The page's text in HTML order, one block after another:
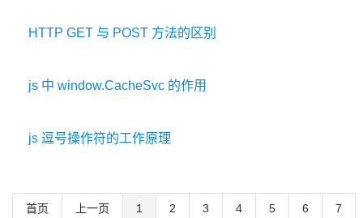
HTTP GET 与 POST 方法的区别
js 中 window.CacheSvc 的作用
js 逗号操作符的工作原理
首页 上一页 1 2 3 4 5 6 7